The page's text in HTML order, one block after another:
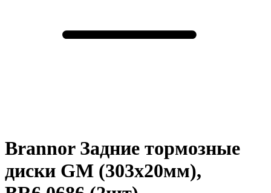
Brannor Задние тормозные
диски GM (303x20мм),